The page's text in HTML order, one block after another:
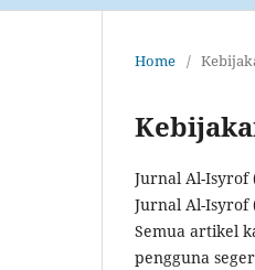
Home /
Jurnal Al-Isyrof
Jurnal Al-Isyrof
Semua artikel
pengguna